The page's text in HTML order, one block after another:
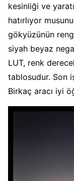
kesinliği ve
hatırlıyor
gökyüzünün
siyah beyaz
LUT, renk
tablosudur. Son
Birkaç aracı iyi